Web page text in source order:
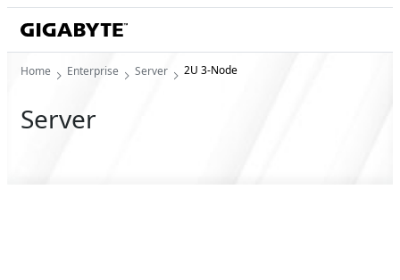
Home Enterprise Server 2U 3-Node
Server